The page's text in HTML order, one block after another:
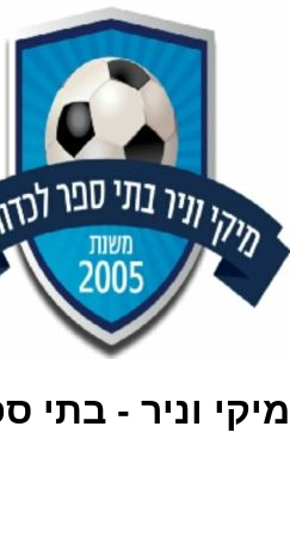
מיקי וניר - בתי